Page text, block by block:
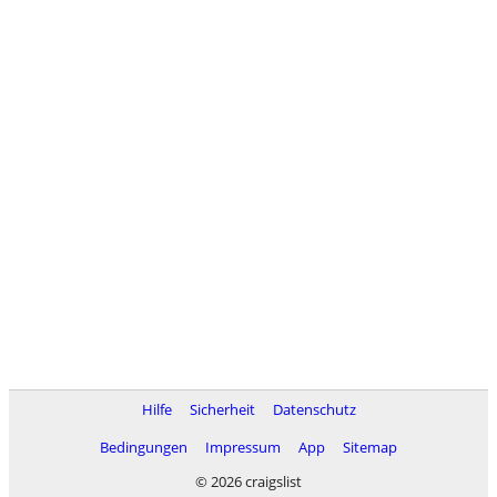
Hilfe Sicherheit
Datenschutz
Bedingungen
Impressum App
Sitemap
© 2026 craigslist